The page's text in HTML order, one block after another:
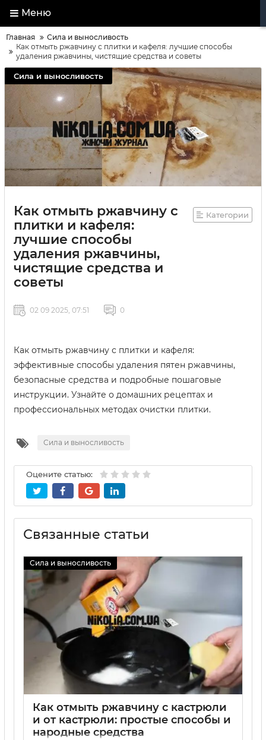
Меню
Главная
Сила и выносливость
Как отмыть ржавчину с плитки и кафеля: лучшие способы
удаления ржавчины, чистящие средства и советы
Сила и выносливость
Как отмыть ржавчину с
плитки и кафеля:
лучшие способы
удаления ржавчины,
чистящие средства и
советы
Категории
02 09 2025, 07:51 0
Как отмыть ржавчину с плитки и кафеля:
эффективные способы удаления пятен ржавчины,
безопасные средства и подробные пошаговые
инструкции. Узнайте о домашних рецептах и
профессиональных методах очистки плитки.
Сила и выносливость
Оцените статью:
Связанные статьи
Сила и выносливость
Как отмыть ржавчину с кастрюли
и от кастрюли: простые способы и
народные средства